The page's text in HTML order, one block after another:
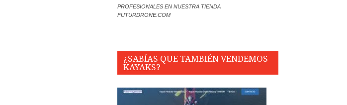
PROFESIONALES EN NUESTRA TIENDA
FUTURDRONE.COM
¿SABÍAS QUE TAMBIÉN VENDEMOS
KAYAKS?